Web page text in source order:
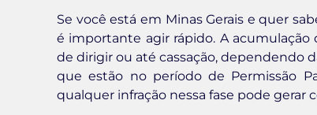
Se você está em Minas Gerais e quer
é importante agir rápido. A
de dirigir ou até cassação, dependendo
que estão no período de Permissão
qualquer infração nessa fase pode gerar